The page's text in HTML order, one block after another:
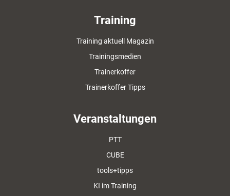
Training
Training aktuell Magazin
Trainingsmedien
Trainerkoffer
Trainerkoffer Tipps
Veranstaltungen
PTT
CUBE
tools+tipps
KI im Training